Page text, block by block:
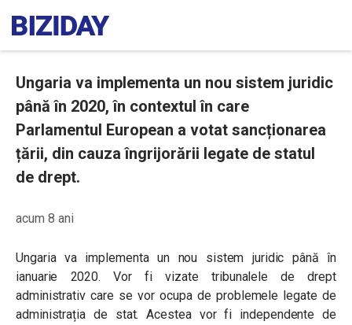
Ungaria va implementa un nou sistem juridic
până în 2020, în contextul în care
Parlamentul European a votat sancționarea
țării, din cauza îngrijorării legate de statul
de drept.
acum 8 ani
Ungaria va implementa un nou sistem juridic până în
ianuarie 2020. Vor fi vizate tribunalele de drept
administrativ care se vor ocupa de problemele legate de
administrația de stat. Acestea vor fi independente de